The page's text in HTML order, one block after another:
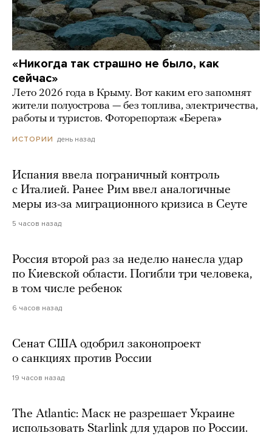
«Никогда так страшно не было, как
сейчас»
Лето 2026 года в Крыму. Вот каким его запомнят
жители полуострова — без топлива, электричества,
работы и туристов. Фоторепортаж «Берега»
ИСТОРИИ день назад
Испания ввела пограничный контроль
с Италией. Ранее Рим ввел аналогичные
меры из-за миграционного кризиса в Сеуте
5 часов назад
Россия второй раз за неделю нанесла удар
по Киевской области. Погибли три человека,
в том числе ребенок
6 часов назад
Сенат США одобрил законопроект
о санкциях против России
19 часов назад
The Atlantic: Маск не разрешает Украине
использовать Starlink для ударов по России.